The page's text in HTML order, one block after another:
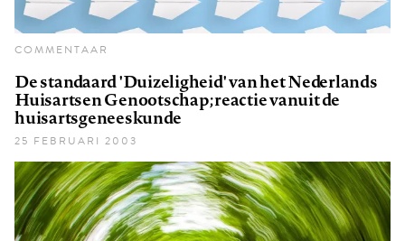
COMMENTAAR
De standaard 'Duizeligheid' van het Nederlands
Huisartsen Genootschap; reactie vanuit de
huisartsgeneeskunde
25 FEBRUARI 2003